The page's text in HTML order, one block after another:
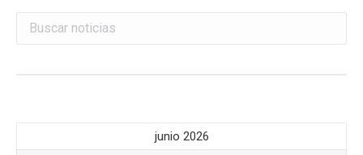
junio 2026